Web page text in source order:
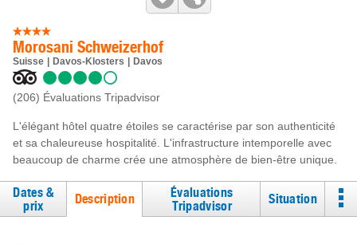
Morosani Schweizerhof
Suisse Davos-Klosters Davos
(206) Évaluations Tripadvisor
L'élégant hôtel quatre étoiles se caractérise par son authenticité
et sa chaleureuse hospitalité. L'infrastructure intemporelle avec
beaucoup de charme crée une atmosphère de bien-être unique.
Dates &
prix
Description
Évaluations
Tripadvisor
Situation